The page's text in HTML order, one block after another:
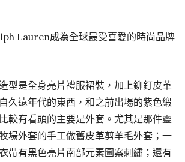
Lauren成為全球最受喜愛的時尚品牌
型是全身亮片禮服裙裝，加上鉚釘皮革
久遠年代的東西，和之前出場的紫色緞
較有看頭的主要是外套。尤其是那件靈
場外套的手工做舊皮革剪羊毛外套；一
帶有黑色亮片南部元素圖案刺繡；還有